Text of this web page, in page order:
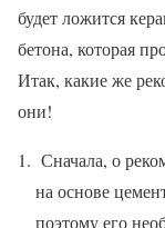
будет ложится
бетона, которая
Итак, какие же
они!
Сначала, о
на основе
поэтому его